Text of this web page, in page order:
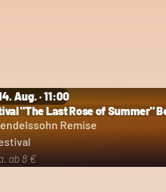
Aug. · 11:00
"The Last Rose of Summer"
Remise
ab 8 €
Festival